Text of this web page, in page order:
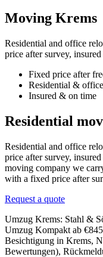
Moving Krems
Residential and office
price after survey,
Fixed price after
Residential &
Insured & on time
Residential
Residential and office
price after survey,
moving company we
with a fixed price after
Request a quote
Umzug Krems: Stahl &
Umzug Kompakt ab
Besichtigung in Krems,
Bewertungen),